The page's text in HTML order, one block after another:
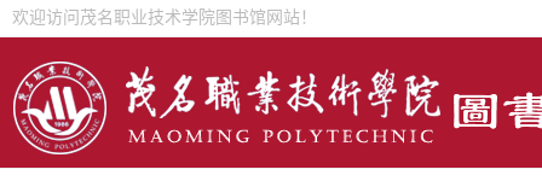
欢迎访问茂名职业技术学院图书馆网站！